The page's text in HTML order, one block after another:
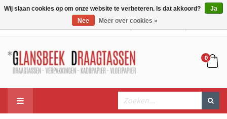
0
Wij slaan cookies op om onze website te verbeteren. Is dat akkoord?
Ja
Nee
Meer over cookies »